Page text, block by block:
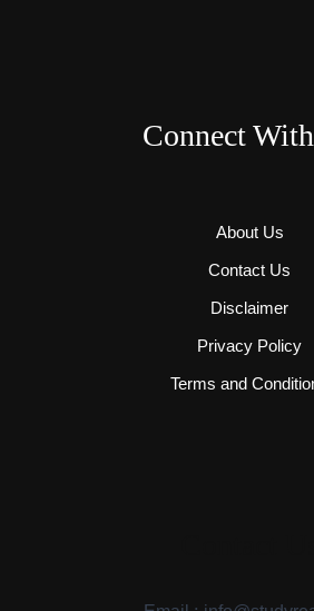
Connect
About Us
Contact Us
Disclaimer
Privacy Policy
Terms and